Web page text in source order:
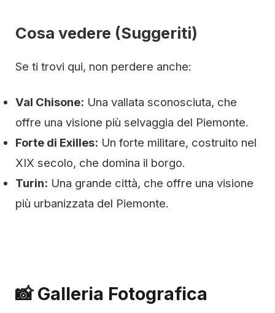
Cosa vedere (Suggeriti)
Se ti trovi qui, non perdere anche:
Val Chisone: Una vallata sconosciuta, che
offre una visione più selvaggia del Piemonte.
Forte di Exilles: Un forte militare, costruito nel
XIX secolo, che domina il borgo.
Turin: Una grande città, che offre una visione
più urbanizzata del Piemonte.
📸 Galleria Fotografica